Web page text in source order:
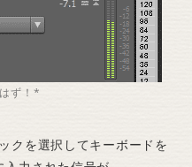
ず！*
を選択してキーボードを